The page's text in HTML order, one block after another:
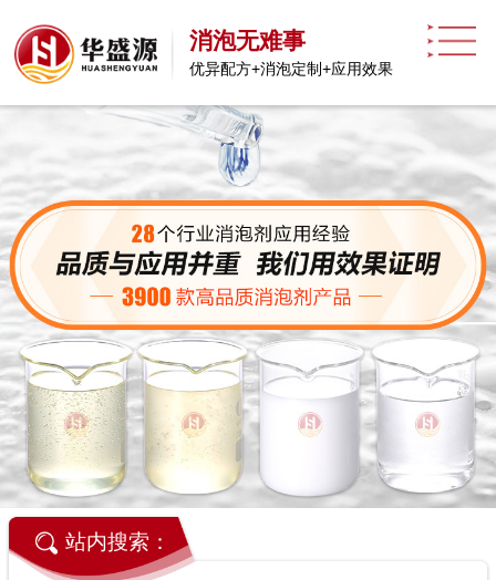
消泡无难事
优异配方+消泡定制+应用效果
站内搜索：